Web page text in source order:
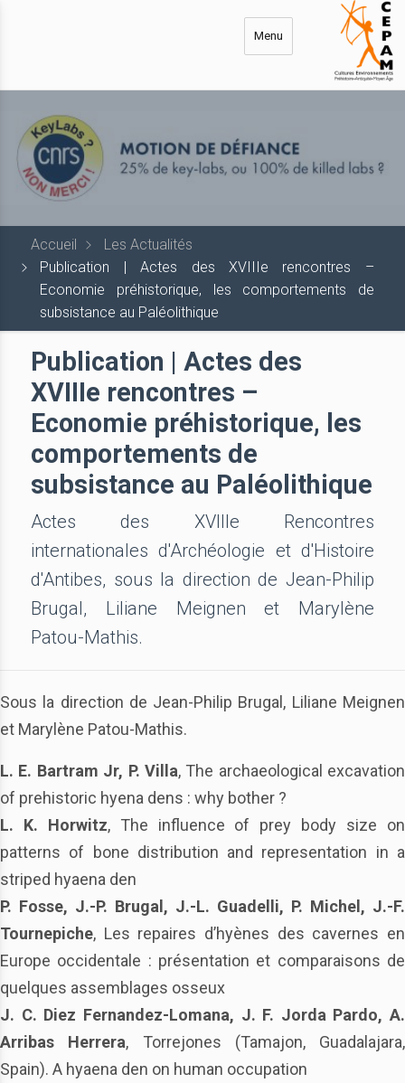
Menu
Accueil
Les Actualités
Publication | Actes des XVIIIe rencontres –
Economie préhistorique, les comportements de
subsistance au Paléolithique
Publication | Actes des
XVIIIe rencontres –
Economie préhistorique, les
comportements de
subsistance au Paléolithique
Actes des XVIIIe Rencontres
internationales d'Archéologie et d'Histoire
d'Antibes, sous la direction de Jean-Philip
Brugal, Liliane Meignen et Marylène
Patou-Mathis.
Sous la direction de Jean-Philip Brugal, Liliane Meignen
et Marylène Patou-Mathis.
L. E. Bartram Jr, P. Villa, The archaeological excavation
of prehistoric hyena dens : why bother ?
L. K. Horwitz, The influence of prey body size on
patterns of bone distribution and representation in a
striped hyaena den
P. Fosse, J.-P. Brugal, J.-L. Guadelli, P. Michel, J.-F.
Tournepiche, Les repaires d’hyènes des cavernes en
Europe occidentale : présentation et comparaisons de
quelques assemblages osseux
J. C. Diez Fernandez-Lomana, J. F. Jorda Pardo, A.
Arribas Herrera, Torrejones (Tamajon, Guadalajara,
Spain). A hyaena den on human occupation